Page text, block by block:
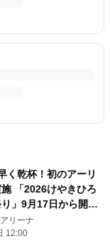
く乾杯！初のアーリ
「2026けやきひろ
」9月17日から開
以上・日本最大級の
祭典
リーナ
12:00